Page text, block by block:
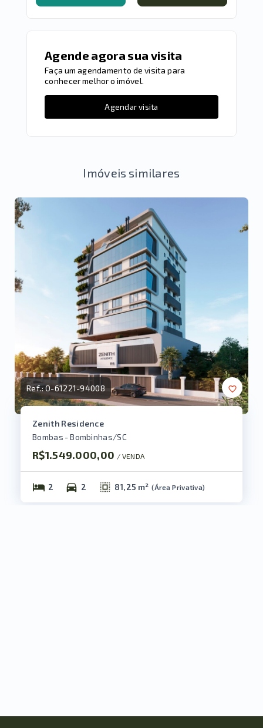
Agende agora sua visita
Faça um agendamento de visita para
conhecer melhor o imóvel.
Agendar visita
Imóveis similares
Ref.:O-61221-94008
Zenith Residence
Bombas - Bombinhas/SC
R$1.549.000,00 / VENDA
2 2 81,25 m² (Área Privativa)